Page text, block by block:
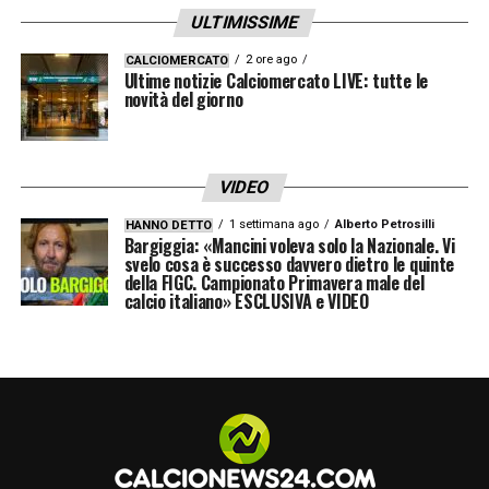
era complicato. Al Porto era diverso, avevo
un presidente che è rimasto in carica per
decenni e si è ritirato da più titolato al
mondo. La società è ben strutturata e
organizzata. Il passaggio non è stato facile.
A Milano, dopo la vittoria della Supercoppa,
è bastato un pareggio col Cagliari perché
cominciassero a girare voci su chi avrebbe
preso il mio posto. E nessuno le ha
frequentato spogliatoi per venticinque anni e
so che l’instabilità ambientale arriva anche lì.
ULTIMISSIME
CALCIOMERCATO 2 ore ago
Ultime notizie Calciomercato LIVE: tutte le
novità del giorno
VIDEO
HANNO DETTO 1 settimana ago Alberto Petrosilli
Bargiggia: «Mancini voleva solo la Nazionale. Vi
svelo cosa è successo davvero dietro le quinte
della FIGC. Campionato Primavera male del
calcio italiano» ESCLUSIVA e VIDEO